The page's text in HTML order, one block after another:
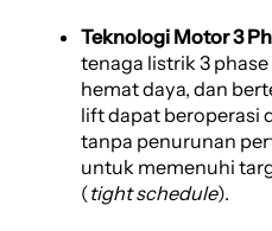
Teknologi Motor 3
tenaga listrik 3
hemat daya, dan
lift dapat beroperasi
tanpa penurunan
untuk memenuhi
(tight schedule).